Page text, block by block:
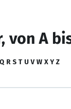
von A
Q R S T U V W X Y Z